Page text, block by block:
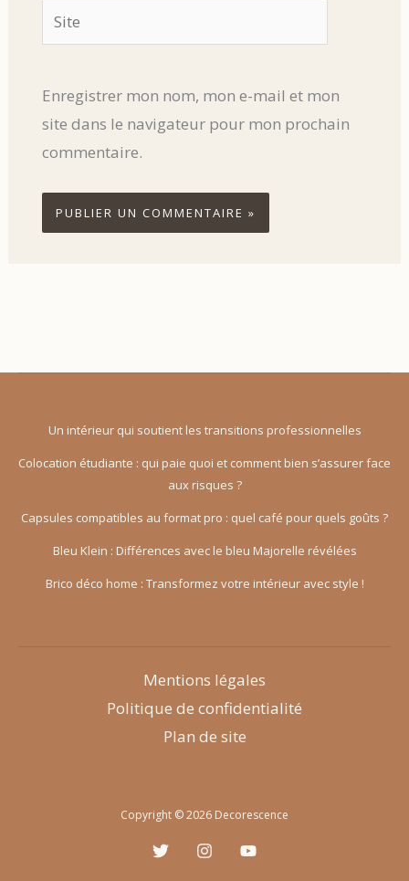
Site
Enregistrer mon nom, mon e-mail et mon
site dans le navigateur pour mon prochain
commentaire.
Un intérieur qui soutient les transitions professionnelles
Colocation étudiante : qui paie quoi et comment bien s’assurer face
aux risques ?
Capsules compatibles au format pro : quel café pour quels goûts ?
Bleu Klein : Différences avec le bleu Majorelle révélées
Brico déco home : Transformez votre intérieur avec style !
Mentions légales
Politique de confidentialité
Plan de site
Copyright © 2026 Decorescence